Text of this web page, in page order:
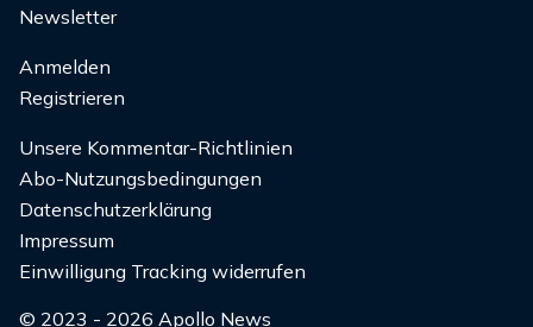
Newsletter
Anmelden
Registrieren
Unsere Kommentar-Richtlinien
Abo-Nutzungsbedingungen
Datenschutzerklärung
Impressum
Einwilligung Tracking widerrufen
© 2023 - 2026 Apollo News